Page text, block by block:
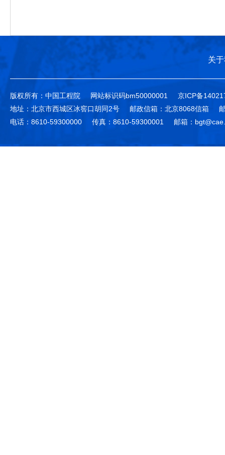
关
版权所有：中国工程院 网站标识码bm50000001
京ICP备
地址：北京市西城区冰窖口胡同2号
邮政信箱：北京8068信箱
电话：8610-59300000
传真：8610-59300001 邮箱：